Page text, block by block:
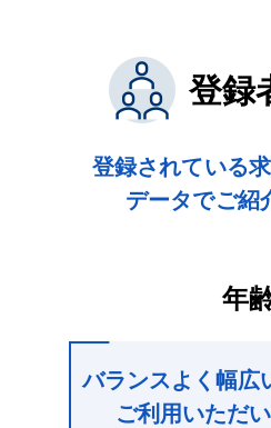
登録
登録されている
データでご紹
年
バランスよく幅広
ご利用いただ